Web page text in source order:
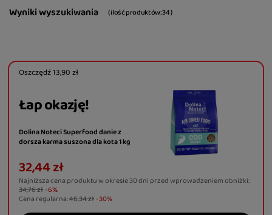
Wyniki wyszukiwania ( ilość produktów:34)
Oszczędź13,90 zł
Łap okazję!
Dolina Noteci Superfood danie z
dorsza karma suszona dla kota 1 kg
32,44 zł
Najniższa cena produktu w okresie 30 dni przed wprowadzeniem obniżki:
34,76 zł -6%
Cena regularna:46,34 zł -30%